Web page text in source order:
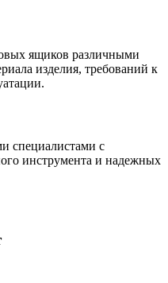
ящиков различными
изделия, требований к
специалистами с
инструмента и надежных